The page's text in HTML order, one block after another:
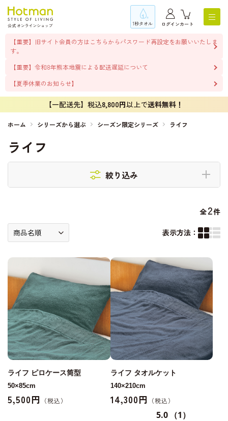
1秒タオル ログインカート
【重要】旧サイト会員の方はこちらからパスワード再設定をお願いいたしま
す。
【重要】令和8年熊本地震による配送遅延について
【夏季休業のお知らせ】
【一配送先】税込8,800円以上で送料無料！
ホーム シリーズから選ぶ シーズン限定シリーズ ライフ
ライフ
絞り込み
全2件
表示方法：
ライフ ピロケース筒型
50×85cm
5,500円
ライフ タオルケット
140×210cm
14,300円
5.0 （1）